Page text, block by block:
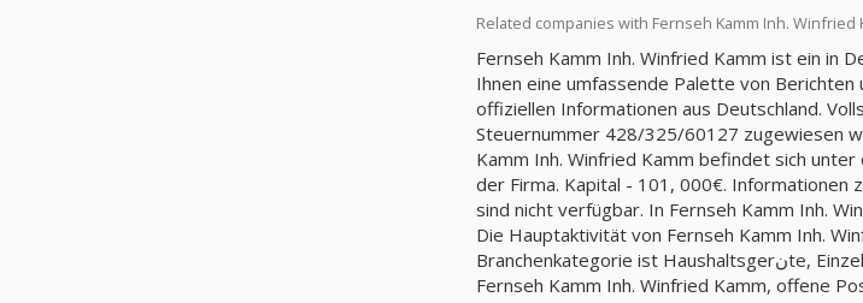
Related companies with Fernseh Kamm Inh. Winfried
Fernseh Kamm Inh. Winfried Kamm ist ein in
Ihnen eine umfassende Palette von Berichten
offiziellen Informationen aus Deutschland.
Steuernummer 428/325/60127 zugewiesen
Kamm Inh. Winfried Kamm befindet sich
der Firma. Kapital - 101, 000€. Informationen
sind nicht verfügbar. In Fernseh Kamm Inh.
Die Hauptaktivität von Fernseh Kamm Inh.
Branchenkategorie ist Haushaltsgerنte, Einzelhandel, Fernsehgerنte, Einzelhandel. Sie können auch Bewertungen von
Fernseh Kamm Inh. Winfried Kamm, offene